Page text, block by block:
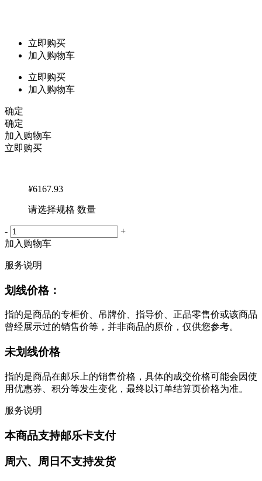
立即购买
加入购物车
立即购买
加入购物车
确定
确定
加入购物车
立即购买
¥6167.93
请选择规格 数量
-
+
加入购物车
服务说明
划线价格：
指的是商品的专柜价、吊牌价、指导价、正品零售价或该商品
曾经展示过的销售价等，并非商品的原价，仅供您参考。
未划线价格
指的是商品在邮乐上的销售价格，具体的成交价格可能会因使
用优惠券、积分等发生变化，最终以订单结算页价格为准。
服务说明
本商品支持邮乐卡支付
周六、周日不支持发货